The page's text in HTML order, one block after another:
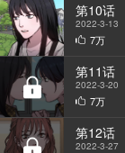
第10话
2022-3-13
7万
第11话
2022-3-20
7万
第12话
2022-3-27